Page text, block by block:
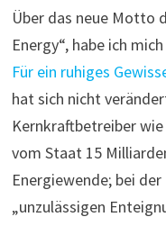
Über das neue Motto
Energy“, habe ich
Für ein ruhiges
hat sich nicht
Kernkraftbetreiber wie
vom Staat 15
Energiewende; bei
„unzulässigen